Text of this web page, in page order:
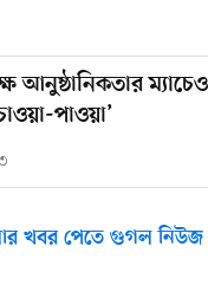
আনুষ্ঠানিকতার ম্যাচেও
পাওয়া’
খবর পেতে গুগল নিউজ